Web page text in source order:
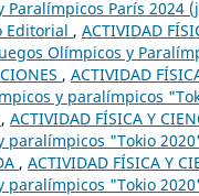
Paralímpicos París 2024
Editorial , ACTIVIDAD
Olímpicos y
, ACTIVIDAD
y paralímpicos
, ACTIVIDAD FÍSICA Y
paralímpicos "Tokio
, ACTIVIDAD FÍSICA Y
paralímpicos "Tokio